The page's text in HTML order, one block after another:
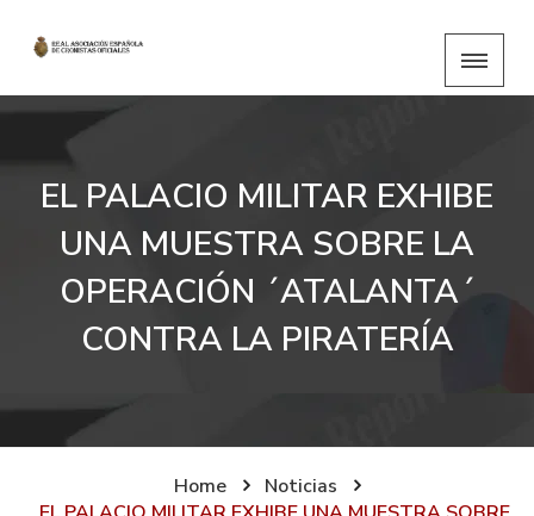
EL PALACIO MILITAR EXHIBE
UNA MUESTRA SOBRE LA
OPERACIÓN ´ATALANTA´
CONTRA LA PIRATERÍA
Home
Noticias